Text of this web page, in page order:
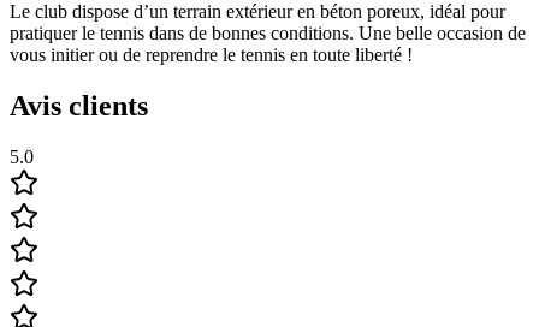
Le club dispose d’un terrain extérieur en béton poreux, idéal pour
pratiquer le tennis dans de bonnes conditions. Une belle occasion de
vous initier ou de reprendre le tennis en toute liberté !
Avis clients
5.0